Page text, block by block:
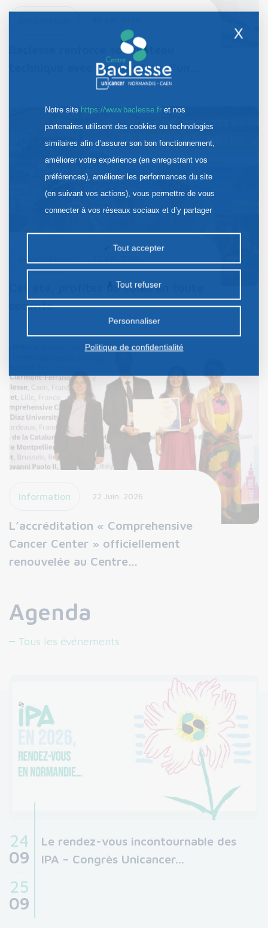
Baclesse renforce son plateau
technique avec l’acquisition d’un…
Cet été, profitez du soleil en toute
sécurité
Information 22 Juin. 2026
L’accréditation « Comprehensive
Cancer Center » officiellement
renouvelée au Centre…
Agenda
Tous les événements
24
09
25
09
Le rendez-vous incontournable des
IPA – Congrès Unicancer…
X
Notre site https://www.baclesse.fret nos
partenaires utilisent des cookies ou technologies
similaires afin d’assurer son bon fonctionnement,
améliorer votre expérience (en enregistrant vos
préférences), améliorer les performances du site
(en suivant vos actions), vous permettre de vous
connecter à vos réseaux sociaux et d’y partager
la publicité personnalisée sur notre site ou ceux de
nos partenaires. Certains traceurs non classés
préalable.
Tout accepter
Tout refuser
Personnaliser
Politique de confidentialité